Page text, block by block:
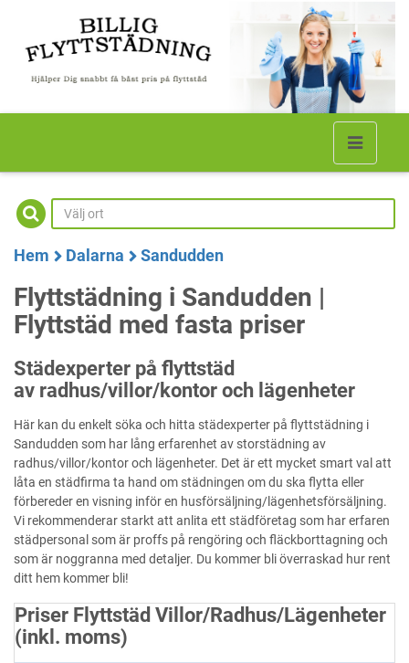
Hem Dalarna Sandudden
Flyttstädning i Sandudden |
Flyttstäd med fasta priser
Städexperter på flyttstäd
av radhus/villor/kontor och lägenheter
Här kan du enkelt söka och hitta städexperter på flyttstädning i
Sandudden som har lång erfarenhet av storstädning av
radhus/villor/kontor och lägenheter. Det är ett mycket smart val att
låta en städfirma ta hand om städningen om du ska flytta eller
förbereder en visning inför en husförsäljning/lägenhetsförsäljning.
Vi rekommenderar starkt att anlita ett städföretag som har erfaren
städpersonal som är proffs på rengöring och fläckborttagning och
som är noggranna med detaljer. Du kommer bli överraskad hur rent
ditt hem kommer bli!
Priser Flyttstäd Villor/Radhus/Lägenheter
(inkl. moms)